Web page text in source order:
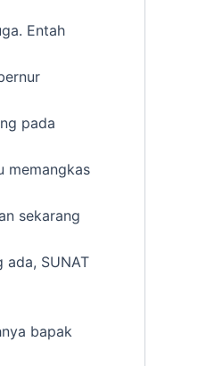
Entah
pada
memangkas
sekarang
ada, SUNAT
bapak